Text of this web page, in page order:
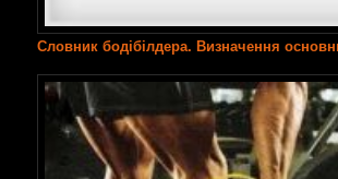
Словник бодібілдера. Визначення